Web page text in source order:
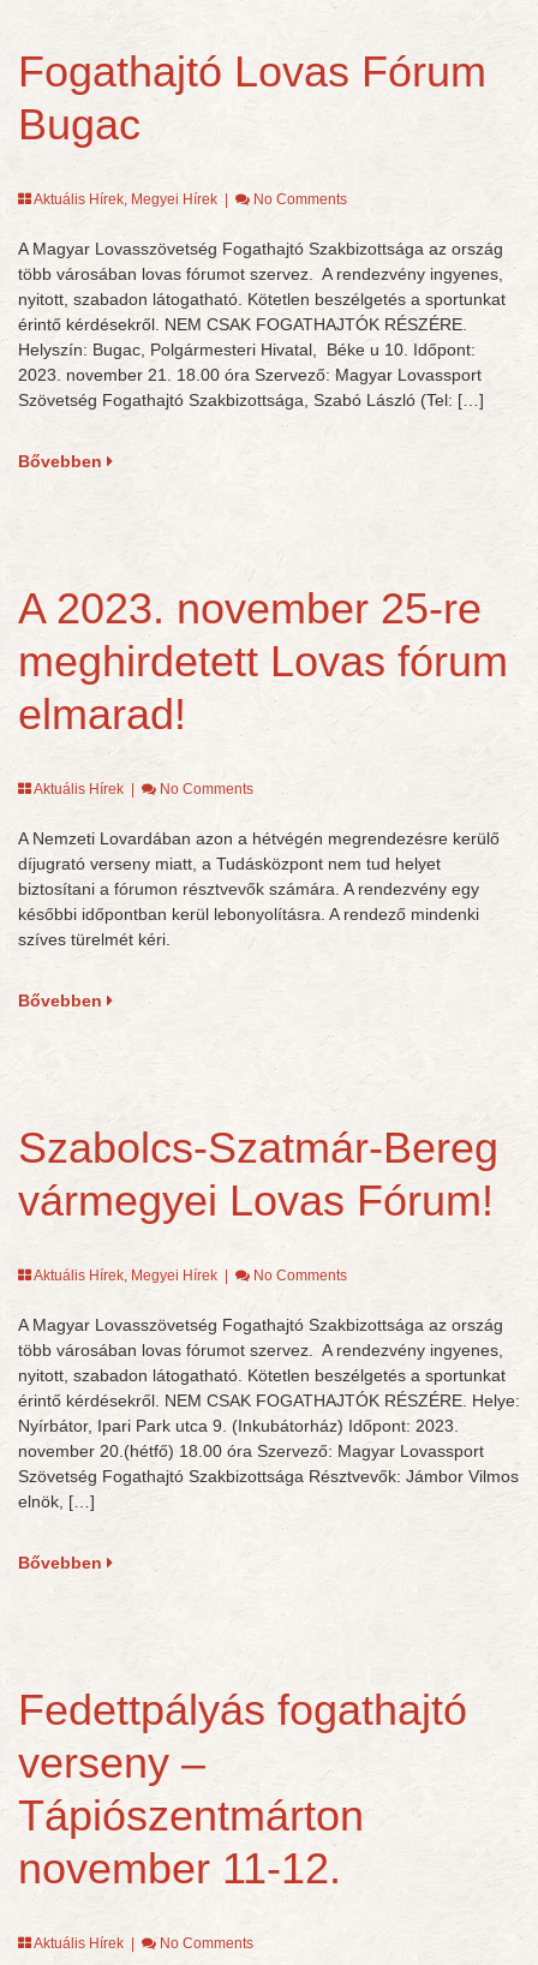
Fogathajtó Lovas Fórum
Bugac
Aktuális Hírek, Megyei Hírek No Comments
A Magyar Lovasszövetség Fogathajtó Szakbizottsága az ország
több városában lovas fórumot szervez. A rendezvény ingyenes,
nyitott, szabadon látogatható. Kötetlen beszélgetés a sportunkat
érintő kérdésekről. NEM CSAK FOGATHAJTÓK RÉSZÉRE.
Helyszín: Bugac, Polgármesteri Hivatal, Béke u 10. Időpont:
2023. november 21. 18.00 óra Szervező: Magyar Lovassport
Szövetség Fogathajtó Szakbizottsága, Szabó László (Tel: […]
Bővebben
A 2023. november 25-re
meghirdetett Lovas fórum
elmarad!
Aktuális Hírek No Comments
A Nemzeti Lovardában azon a hétvégén megrendezésre kerülő
díjugrató verseny miatt, a Tudásközpont nem tud helyet
biztosítani a fórumon résztvevők számára. A rendezvény egy
későbbi időpontban kerül lebonyolításra. A rendező mindenki
szíves türelmét kéri.
Bővebben
Szabolcs-Szatmár-Bereg
vármegyei Lovas Fórum!
Aktuális Hírek, Megyei Hírek No Comments
A Magyar Lovasszövetség Fogathajtó Szakbizottsága az ország
több városában lovas fórumot szervez. A rendezvény ingyenes,
nyitott, szabadon látogatható. Kötetlen beszélgetés a sportunkat
érintő kérdésekről. NEM CSAK FOGATHAJTÓK RÉSZÉRE. Helye:
Nyírbátor, Ipari Park utca 9. (Inkubátorház) Időpont: 2023.
november 20.(hétfő) 18.00 óra Szervező: Magyar Lovassport
Szövetség Fogathajtó Szakbizottsága Résztvevők: Jámbor Vilmos
elnök, […]
Bővebben
Fedettpályás fogathajtó
verseny –
Tápiószentmárton
november 11-12.
Aktuális Hírek No Comments